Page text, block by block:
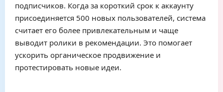
подписчиков. Когда за короткий срок к аккаунту
присоединяется 500 новых пользователей, система
считает его более привлекательным и чаще
выводит ролики в рекомендации. Это помогает
ускорить органическое продвижение и
протестировать новые идеи.